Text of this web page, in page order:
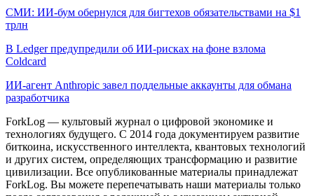
СМИ: ИИ-бум обернулся для бигтехов обязательствами на $1
трлн
В Ledger предупредили об ИИ-рисках на фоне взлома
Coldcard
ИИ-агент Anthropic завел поддельные аккаунты для обмана
разработчика
ForkLog — культовый журнал о цифровой экономике и
технологиях будущего. С 2014 года документируем развитие
биткоина, искусственного интеллекта, квантовых технологий
и других систем, определяющих трансформацию и развитие
цивилизации. Все опубликованные материалы принадлежат
ForkLog. Вы можете перепечатывать наши материалы только